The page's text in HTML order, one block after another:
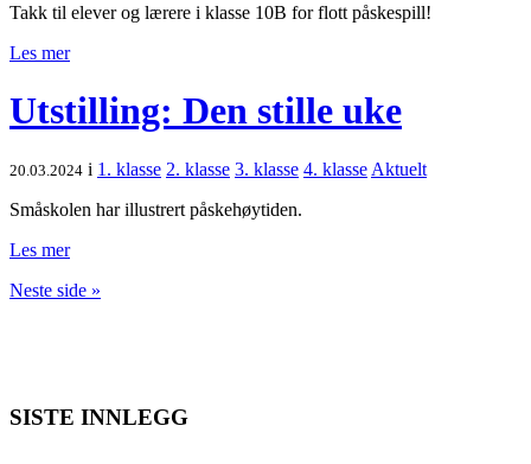
Takk til elever og lærere i klasse 10B for flott påskespill!
Les mer
Utstilling: Den stille uke
20.03.2024 i 1. klasse 2. klasse 3. klasse 4. klasse Aktuelt
Småskolen har illustrert påskehøytiden.
Les mer
Neste side »
SISTE INNLEGG